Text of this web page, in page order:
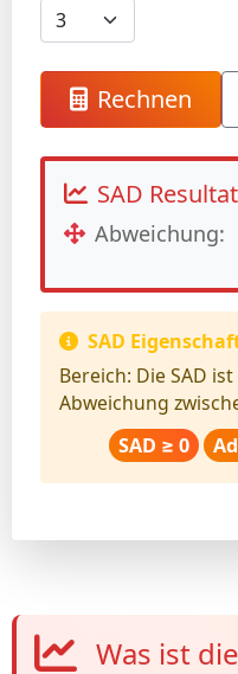
Rechnen
SAD
Abweichung:
SAD
Bereich: Die SAD
Abweichung
SAD ≥ 0
Was ist